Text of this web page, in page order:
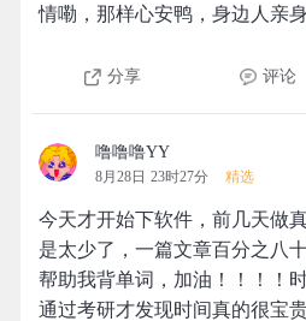
情嘞，那样心安鸭，身边人亲
分享 评论
噜噜噜YY
8月28日 23时27分 精选
今天才开始下软件，前几天做
是太少了，一篇文章百分之八
帮助我背单词，加油！！！！
通过考研才发现时间真的很宝